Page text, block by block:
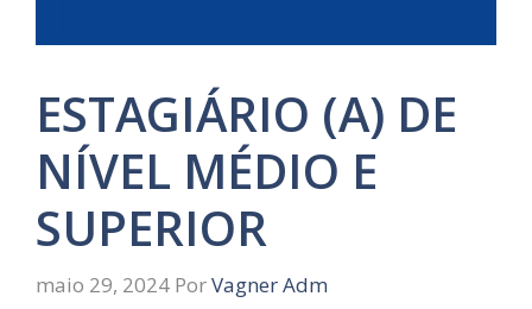
ESTAGIÁRIO (A) DE
NÍVEL MÉDIO E
SUPERIOR
maio 29, 2024 PorVagner Adm